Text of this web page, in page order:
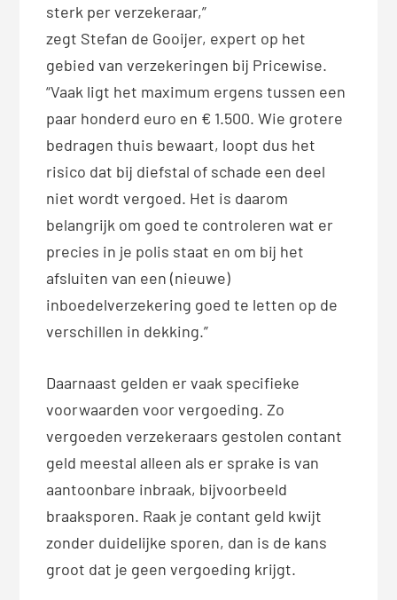
sterk per verzekeraar,”
zegt Stefan de Gooijer, expert op het
gebied van verzekeringen bij Pricewise.
“Vaak ligt het maximum ergens tussen een
paar honderd euro en € 1.500. Wie grotere
bedragen thuis bewaart, loopt dus het
risico dat bij diefstal of schade een deel
niet wordt vergoed. Het is daarom
belangrijk om goed te controleren wat er
precies in je polis staat en om bij het
afsluiten van een (nieuwe)
inboedelverzekering goed te letten op de
verschillen in dekking.”
Daarnaast gelden er vaak specifieke
voorwaarden voor vergoeding. Zo
vergoeden verzekeraars gestolen contant
geld meestal alleen als er sprake is van
aantoonbare inbraak, bijvoorbeeld
braaksporen. Raak je contant geld kwijt
zonder duidelijke sporen, dan is de kans
groot dat je geen vergoeding krijgt.